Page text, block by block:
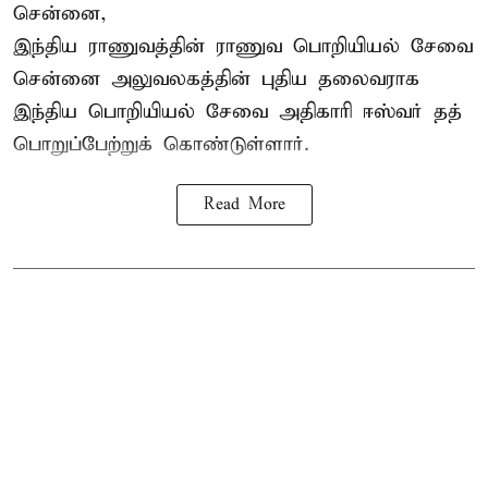
சென்னை,
இந்திய ராணுவத்தின் ராணுவ பொறியியல் சேவை
சென்னை அலுவலகத்தின் புதிய தலைவராக
இந்திய பொறியியல் சேவை அதிகாரி ஈஸ்வர் தத்
பொறுப்பேற்றுக் கொண்டுள்ளார்.
Read More